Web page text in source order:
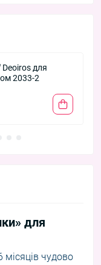
Deoiros для
2033-2
для
чудово